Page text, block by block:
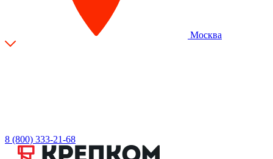
Москва
8 (800) 333-21-68